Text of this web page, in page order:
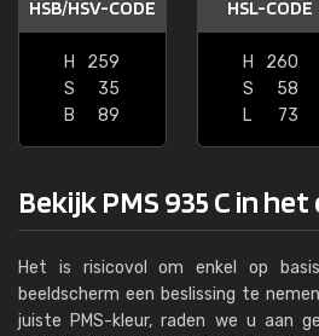
HSB/HSV-CODE
H
259
S
35
B
89
HSL-CODE
H
260
S
58
L
73
Bekijk PMS 935 C in
Het is risicovol om enkel op
beeldscherm een beslissing te
juiste PMS-kleur, raden we u aan